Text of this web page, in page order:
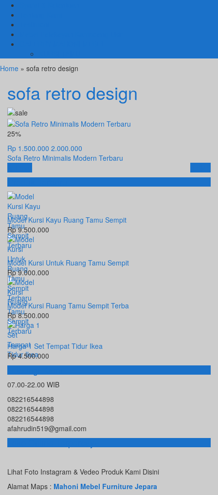
Home » sofa retro design
sofa retro design
25%
Rp 1.500.000 2.000.000
Sofa Retro Minimalis Modern Terbaru
Produk Terbaru
Model Kursi Kayu Ruang Tamu Sempit
Rp 9.500.000
Model Kursi Untuk Ruang Tamu Sempit
Rp 9.000.000
Model Kursi Ruang Tamu Sempit Terba
Rp 8.500.000
Harga 1 Set Tempat Tidur Ikea
Rp 4.500.000
Hubungi Kami
07.00-22.00 WIB
082216544898
082216544898
082216544898
afahrudin519@gmail.com
Toko Online Terpercaya
Lihat Foto Instagram & Vedeo Produk Kami Disini
Alamat Maps : Mahoni Mebel Furniture Jepara